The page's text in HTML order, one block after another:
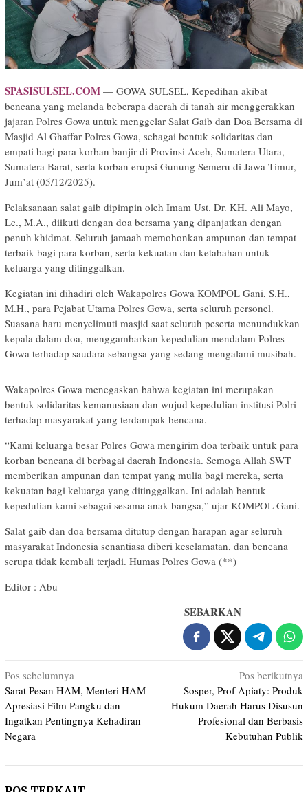
SPASISULSEL.COM — GOWA SULSEL, Kepedihan akibat
bencana yang melanda beberapa daerah di tanah air menggerakkan
jajaran Polres Gowa untuk menggelar Salat Gaib dan Doa Bersama di
Masjid Al Ghaffar Polres Gowa, sebagai bentuk solidaritas dan
empati bagi para korban banjir di Provinsi Aceh, Sumatera Utara,
Sumatera Barat, serta korban erupsi Gunung Semeru di Jawa Timur,
Jum’at (05/12/2025).
Pelaksanaan salat gaib dipimpin oleh Imam Ust. Dr. KH. Ali Mayo,
Lc., M.A., diikuti dengan doa bersama yang dipanjatkan dengan
penuh khidmat. Seluruh jamaah memohonkan ampunan dan tempat
terbaik bagi para korban, serta kekuatan dan ketabahan untuk
keluarga yang ditinggalkan.
Kegiatan ini dihadiri oleh Wakapolres Gowa KOMPOL Gani, S.H.,
M.H., para Pejabat Utama Polres Gowa, serta seluruh personel.
Suasana haru menyelimuti masjid saat seluruh peserta menundukkan
kepala dalam doa, menggambarkan kepedulian mendalam Polres
Gowa terhadap saudara sebangsa yang sedang mengalami musibah.
Wakapolres Gowa menegaskan bahwa kegiatan ini merupakan
bentuk solidaritas kemanusiaan dan wujud kepedulian institusi Polri
terhadap masyarakat yang terdampak bencana.
“Kami keluarga besar Polres Gowa mengirim doa terbaik untuk para
korban bencana di berbagai daerah Indonesia. Semoga Allah SWT
memberikan ampunan dan tempat yang mulia bagi mereka, serta
kekuatan bagi keluarga yang ditinggalkan. Ini adalah bentuk
kepedulian kami sebagai sesama anak bangsa,” ujar KOMPOL Gani.
Salat gaib dan doa bersama ditutup dengan harapan agar seluruh
masyarakat Indonesia senantiasa diberi keselamatan, dan bencana
serupa tidak kembali terjadi. Humas Polres Gowa (**)
Editor : Abu
SEBARKAN
Navigasi
pos
Pos sebelumnya
Sarat Pesan HAM, Menteri HAM
Apresiasi Film Pangku dan
Ingatkan Pentingnya Kehadiran
Negara
Pos berikutnya
Sosper, Prof Apiaty: Produk
Hukum Daerah Harus Disusun
Profesional dan Berbasis
Kebutuhan Publik